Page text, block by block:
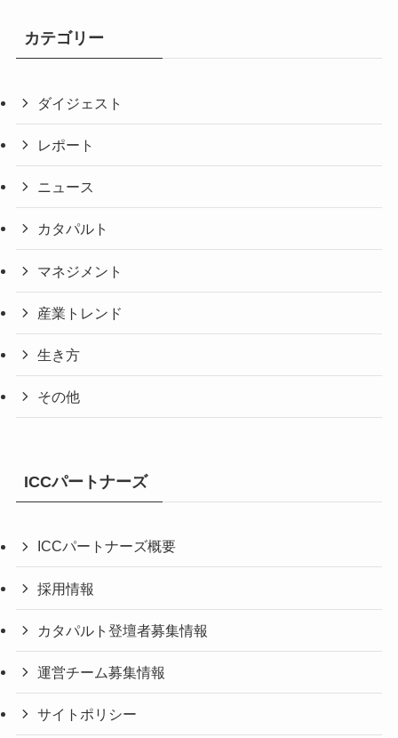
カテゴリー
ダイジェスト
レポート
ニュース
カタパルト
マネジメント
産業トレンド
生き方
その他
ICCパートナーズ
ICCパートナーズ概要
採用情報
カタパルト登壇者募集情報
運営チーム募集情報
サイトポリシー